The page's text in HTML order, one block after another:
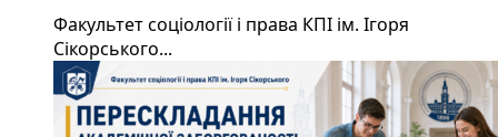
Факультет соціології і права КПІ ім. Ігоря
Сікорського...